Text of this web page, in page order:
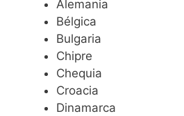
Alemania
Bélgica
Bulgaria
Chipre
Chequia
Croacia
Dinamarca